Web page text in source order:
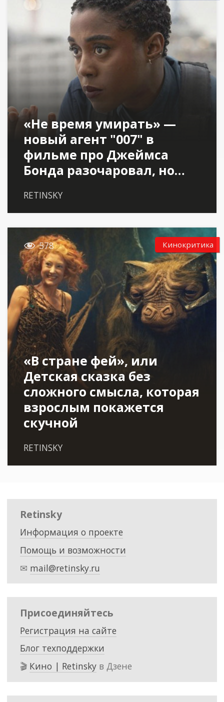
«Не время умирать» —
новый агент "007" в
фильме про Джеймса
Бонда разочаровал, но…
RETINSKY
 578 Кинокритика
«В стране фей», или
Детская сказка без
сложного смысла, которая
взрослым покажется
скучной
RETINSKY
Retinsky
Информация о проекте
Помощь и возможности
✉ mail@retinsky.ru
Присоединяйтесь
Регистрация на сайте
Блог техподдержки
🎬 Кино | Retinskyв Дзене